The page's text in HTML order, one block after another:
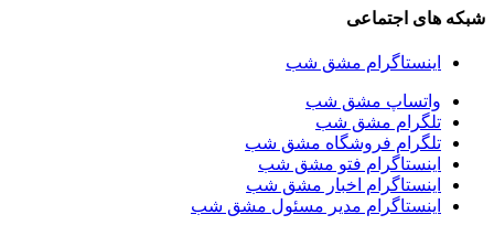
شبکه های اجتماعی
اینستاگرام مشق شب
واتساپ مشق شب
تلگرام مشق شب
تلگرام فروشگاه مشق شب
اینستاگرام فتو مشق شب
اینستاگرام اخبار مشق شب
اینستاگرام مدیر مسئول مشق شب